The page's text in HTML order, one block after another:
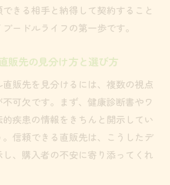
きる相手と納得して契約すること
ードルライフの第一歩です。
販先の見分け方と選び方
販先を見分けるには、複数の視点
可欠です。まず、健康診断書やワ
疾患の情報をきちんと開示してい
信頼できる直販先は、こうしたデ
、購入者の不安に寄り添ってくれ